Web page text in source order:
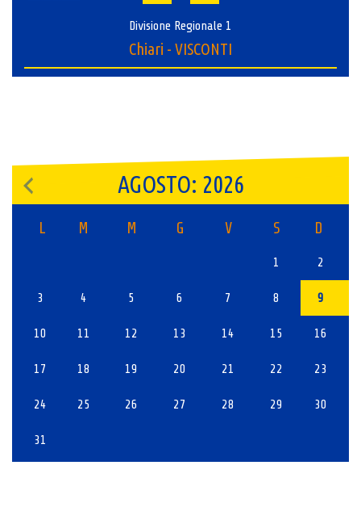
Divisione Regionale 1
Chiari - VISCONTI
AGOSTO: 2026
L M M G V S D
1 2
3 4 5 6 7 8 9
10 11 12 13 14 15 16
17 18 19 20 21 22 23
24 25 26 27 28 29 30
31